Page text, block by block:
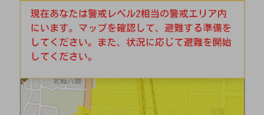
モビリティ
製造・建設業
小売業
キーワードで探す
モバイルTOP